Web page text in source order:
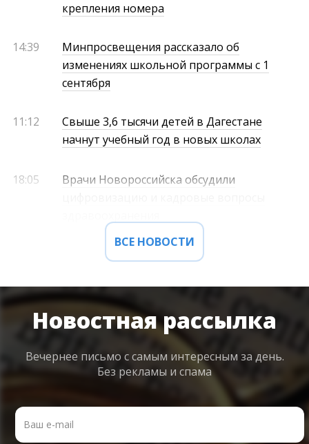
крепления номера
14:39
Минпросвещения рассказало об
изменениях школьной программы с 1
сентября
11:12
Свыше 3,6 тысячи детей в Дагестане
начнут учебный год в новых школах
18:05
Врачи Новороссийска обсудили
ВСЕ НОВОСТИ
Новостная рассылка
Вечернее письмо с самым интересным за день.
Без рекламы и спама